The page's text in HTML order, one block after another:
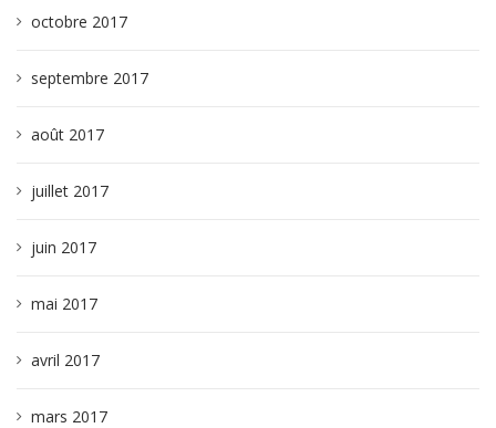
octobre 2017
septembre 2017
août 2017
juillet 2017
juin 2017
mai 2017
avril 2017
mars 2017